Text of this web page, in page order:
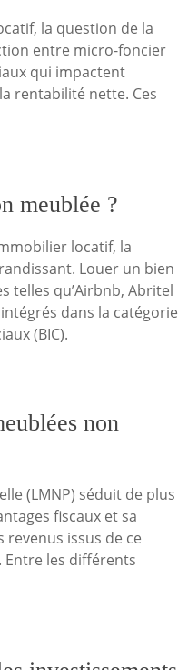
la question de la
entre micro-foncier
qui impactent
rentabilité nette. Ces
meublée ?
locatif, la
Louer un bien
telles qu’Airbnb, Abritel
dans la catégorie
(BIC).
non
(LMNP) séduit de plus
fiscaux et sa
issus de ce
les différents